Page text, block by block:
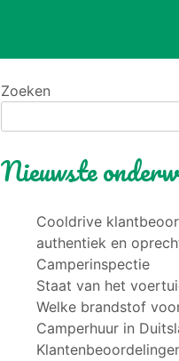
Zoeken
Nieuwste
Cooldrive
authentiek en
Camperinspectie
Staat van het
Welke brandstof
Camperhuur in